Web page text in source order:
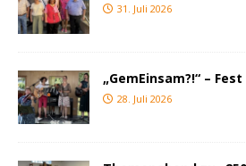
31. Juli 2026
„GemEinsam?!“ –
28. Juli 2026